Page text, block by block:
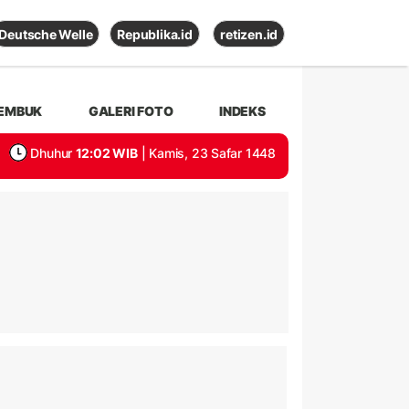
Deutsche Welle Republika.id retizen.id
GALERI FOTO INDEKS
Dhuhur 12:02 WIB | Kamis, 23 Safar 1448